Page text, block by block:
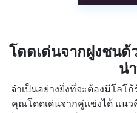
โดดเด่นจากฝูงชน
น่
จำเป็นอย่างยิ่งที่จะต้องมีโลโ
คุณโดดเด่นจากคู่แข่งได้ แน